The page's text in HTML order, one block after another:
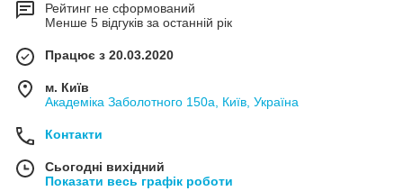
Рейтинг не сформований
Менше 5 відгуків за останній рік
Працює з 20.03.2020
м. Київ
Академіка Заболотного 150а, Київ, Україна
Контакти
Сьогодні вихідний
Показати весь графік роботи